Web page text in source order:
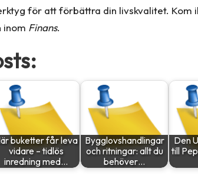
för att förbättra din livskvalitet.
inom Finans.
buketter får leva
vidare – tidlös
inredning med…
Bygglovshandlingar
och ritningar: allt du
behöver…
Den
till